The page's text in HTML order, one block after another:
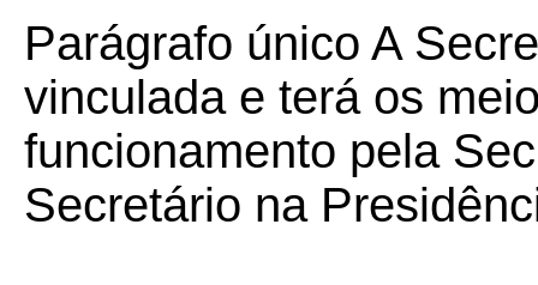
Parágrafo único A
vinculada e terá os
funcionamento pela
Secretário na